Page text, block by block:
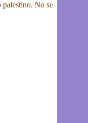
palestino. No se